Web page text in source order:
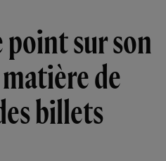
point sur son
de
billets